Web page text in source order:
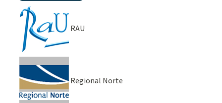
RAU
Regional Norte